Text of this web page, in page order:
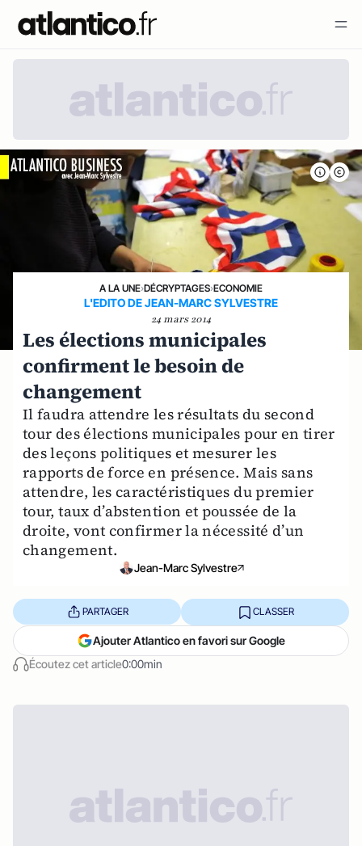
A LA UNE›DÉCRYPTAGES›ECONOMIE
L'EDITO DE JEAN-MARC SYLVESTRE
24 mars 2014
Les élections municipales
confirment le besoin de
changement
Il faudra attendre les résultats du second
tour des élections municipales pour en tirer
des leçons politiques et mesurer les
rapports de force en présence. Mais sans
attendre, les caractéristiques du premier
tour, taux d’abstention et poussée de la
droite, vont confirmer la nécessité d’un
changement.
Jean-Marc Sylvestre
Écoutez cet article0:00min
PARTAGER CLASSER
Ajouter Atlantico en favori sur Google